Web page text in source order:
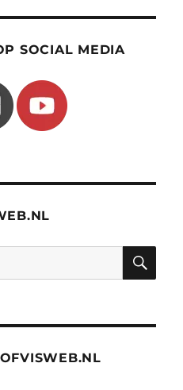
SOCIAL MEDIA